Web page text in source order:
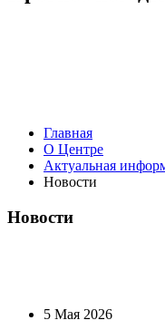
Главная
О Центре
Актуальная
Новости
Новости
5 Мая 2026